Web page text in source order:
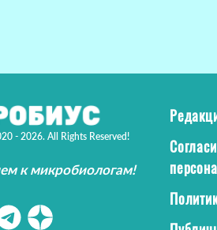
- 2026. All Rights Reserved!
к микробиологам!